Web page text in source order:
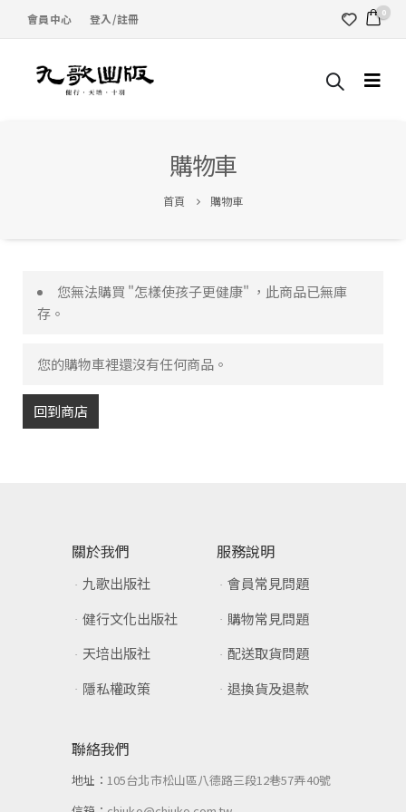
會員中心 登入/註冊 0
購物車
首頁 購物車
您無法購買 "怎樣使孩子更健康" ，此商品已無庫
存。
您的購物車裡還沒有任何商品。
回到商店
關於我們
九歌出版社
健行文化出版社
天培出版社
隱私權政策
服務說明
會員常見問題
購物常見問題
配送取貨問題
退換貨及退款
聯絡我們
地址：105台北市松山區八德路三段12巷57弄40號